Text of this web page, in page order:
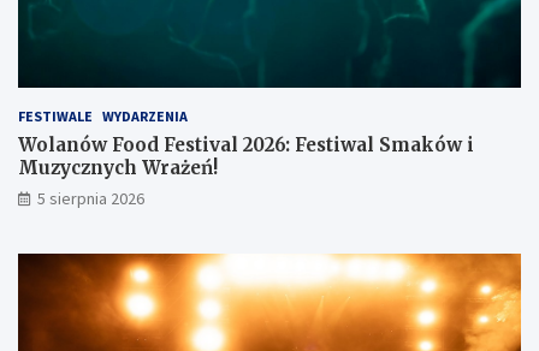
FESTIWALE WYDARZENIA
Wolanów Food Festival 2026: Festiwal Smaków i
Muzycznych Wrażeń!
5 sierpnia 2026